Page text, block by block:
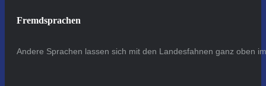
Fremdsprachen
Andere Sprachen lassen sich mit den Landesfahnen ganz oben